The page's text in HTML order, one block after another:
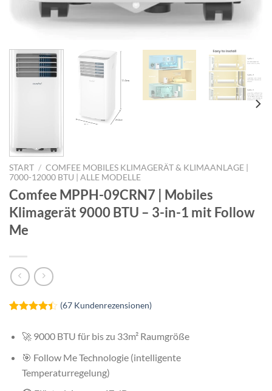
START / COMFEE MOBILES KLIMAGERÄT & KLIMAANLAGE |
7000-12000 BTU | ALLE MODELLE
Comfee MPPH-09CRN7 | Mobiles
Klimagerät 9000 BTU – 3-in-1 mit Follow
Me
von 5,
auf
Kundenbewertungen
(67Kundenrezensionen)
🚀 9000 BTU für bis zu 33m² Raumgröße
🎯 Follow Me Technologie (intelligente
Temperaturregelung)